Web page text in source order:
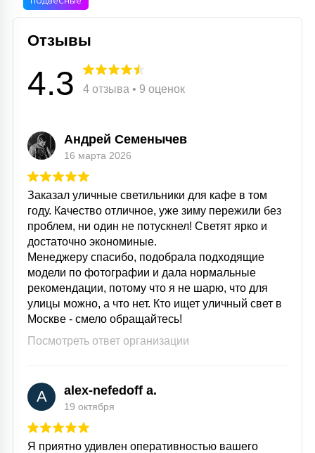
Отзывы
4.3 4 отзыва • 9 оценок
Андрей Семенычев
16 марта 2026
Заказал уличные светильники для кафе в том
году. Качество отличное, уже зиму пережили без
проблем, ни один не потускнел! Светят ярко и
достаточно экономиные.
Менеджеру спасибо, подобрала подходящие
модели по фотографии и дала нормальные
рекомендации, потому что я не шарю, что для
улицы можно, а что нет. Кто ищет уличный свет в
Москве - смело обращайтесь!
Посмотреть ответ организации
A alex-nefedoff a.
19 октября
Я приятно удивлен оперативностью вашего